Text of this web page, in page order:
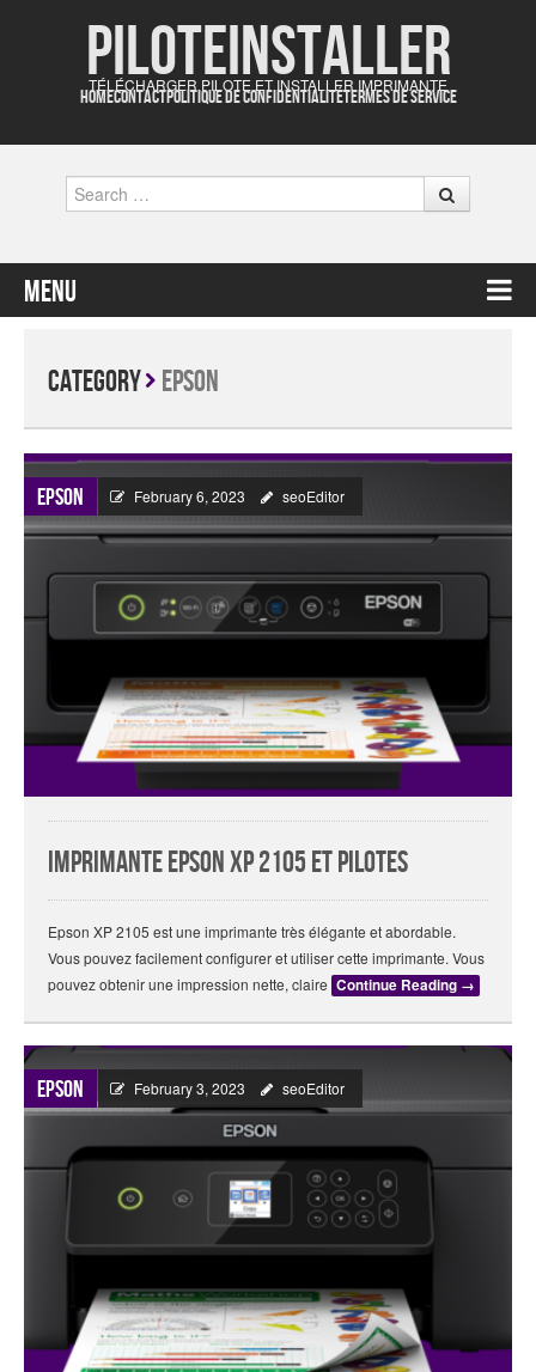
Piloteinstaller
TÉLÉCHARGER PILOTE ET INSTALLER IMPRIMANTE
HOMECONTACTPOLITIQUE DE CONFIDENTIALITÉTERMES DE SERVICE
Search
Menu
Category Epson
Epson February 6, 2023 seoEditor
Imprimante Epson XP 2105 et pilotes
Epson XP 2105 est une imprimante très élégante et abordable.
Vous pouvez facilement configurer et utiliser cette imprimante. Vous
pouvez obtenir une impression nette, claire Continue Reading →
Epson February 3, 2023 seoEditor